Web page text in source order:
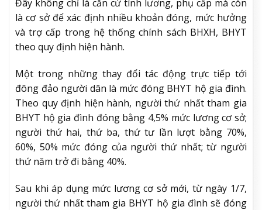
Đây không chỉ là căn cứ tính lương, phụ cấp mà còn
là cơ sở để xác định nhiều khoản đóng, mức hưởng
và trợ cấp trong hệ thống chính sách BHXH, BHYT
theo quy định hiện hành.
Một trong những thay đổi tác động trực tiếp tới
đông đảo người dân là mức đóng BHYT hộ gia đình.
Theo quy định hiện hành, người thứ nhất tham gia
BHYT hộ gia đình đóng bằng 4,5% mức lương cơ sở;
người thứ hai, thứ ba, thứ tư lần lượt bằng 70%,
60%, 50% mức đóng của người thứ nhất; từ người
thứ năm trở đi bằng 40%.
Sau khi áp dụng mức lương cơ sở mới, từ ngày 1/7,
người thứ nhất tham gia BHYT hộ gia đình sẽ đóng